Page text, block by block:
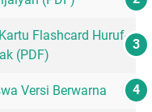
Flashcard Huruf-
(PDF)
Versi Berwarna